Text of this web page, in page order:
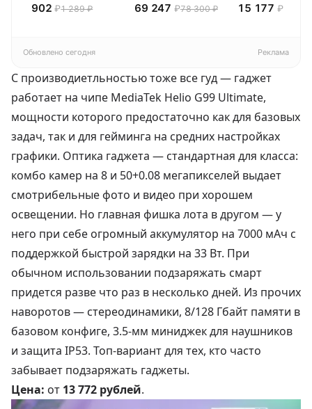
полотенец 4 шт,
902₽1 289 ₽
(2026) Смарт ТВ
69 247 ₽78 300 ₽
Смарт ТВ HD
15 177 ₽
Обновлено сегодня Реклама
С производиетльностью тоже все гуд — гаджет
работает на чипе MediaTek Helio G99 Ultimate,
мощности которого предостаточно как для базовых
задач, так и для гейминга на средних настройках
графики. Оптика гаджета — стандартная для класса:
комбо камер на 8 и 50+0.08 мегапикселей выдает
смотрибельные фото и видео при хорошем
освещении. Но главная фишка лота в другом — у
него при себе огромный аккумулятор на 7000 мАч с
поддержкой быстрой зарядки на 33 Вт. При
обычном использовании подзаряжать смарт
придется разве что раз в несколько дней. Из прочих
наворотов — стереодинамики, 8/128 Гбайт памяти в
базовом конфиге, 3.5-мм миниджек для наушников
и защита IP53. Топ-вариант для тех, кто часто
забывает подзаряжать гаджеты.
Цена: от 13 772 рублей.